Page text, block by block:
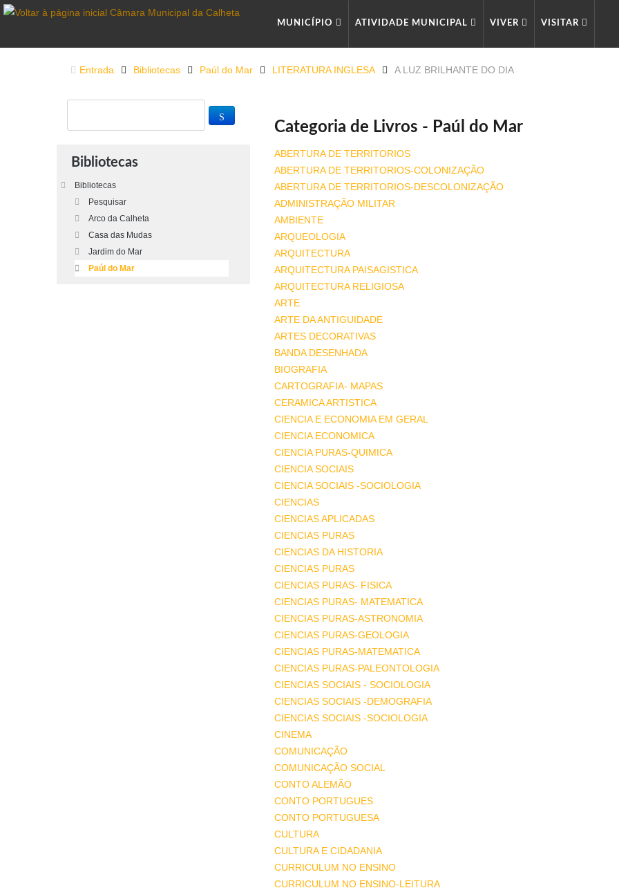
MUNICÍPIO ATIVIDADE MUNICIPAL VIVER VISITAR
Entrada Bibliotecas Paúl do Mar LITERATURA INGLESA A LUZ BRILHANTE DO DIA
Categoria de Livros - Paúl do Mar
ABERTURA DE TERRITORIOS
ABERTURA DE TERRITORIOS-COLONIZAÇÃO
ABERTURA DE TERRITORIOS-DESCOLONIZAÇÃO
ADMINISTRAÇÃO MILITAR
AMBIENTE
ARQUEOLOGIA
ARQUITECTURA
ARQUITECTURA PAISAGISTICA
ARQUITECTURA RELIGIOSA
ARTE
ARTE DA ANTIGUIDADE
ARTES DECORATIVAS
BANDA DESENHADA
BIOGRAFIA
CARTOGRAFIA- MAPAS
CERAMICA ARTISTICA
CIENCIA E ECONOMIA EM GERAL
CIENCIA ECONOMICA
CIENCIA PURAS-QUIMICA
CIENCIA SOCIAIS
CIENCIA SOCIAIS -SOCIOLOGIA
CIENCIAS
CIENCIAS APLICADAS
CIENCIAS PURAS
CIENCIAS DA HISTORIA
CIENCIAS PURAS
CIENCIAS PURAS- FISICA
CIENCIAS PURAS- MATEMATICA
CIENCIAS PURAS-ASTRONOMIA
CIENCIAS PURAS-GEOLOGIA
CIENCIAS PURAS-MATEMATICA
CIENCIAS PURAS-PALEONTOLOGIA
CIENCIAS SOCIAIS - SOCIOLOGIA
CIENCIAS SOCIAIS -DEMOGRAFIA
CIENCIAS SOCIAIS -SOCIOLOGIA
CINEMA
COMUNICAÇÃO
COMUNICAÇÃO SOCIAL
CONTO ALEMÃO
CONTO PORTUGUES
CONTO PORTUGUESA
CULTURA
CULTURA E CIDADANIA
CURRICULUM NO ENSINO
CURRICULUM NO ENSINO-LEITURA
Bibliotecas
Bibliotecas
Pesquisar
Arco da Calheta
Casa das Mudas
Jardim do Mar
Paúl do Mar